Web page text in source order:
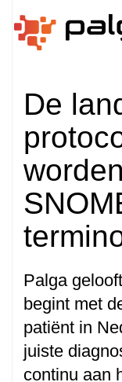
De
Palga
begint met
patiënt in
juiste
continu aan